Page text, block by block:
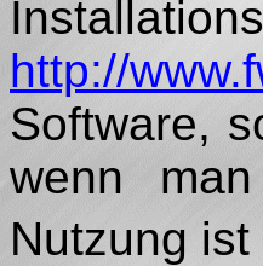
http://
Software,
wenn
Nutzung